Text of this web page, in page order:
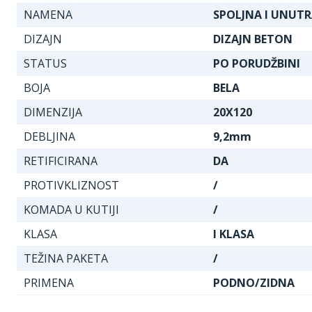
NAMENA
SPOLJNA I
DIZAJN
DIZAJN BETON
STATUS
PO PORUDŽBINI
BOJA
BELA
DIMENZIJA
20X120
DEBLJINA
9,2mm
RETIFICIRANA
DA
PROTIVKLIZNOST
/
KOMADA U KUTIJI
/
KLASA
I KLASA
TEŽINA PAKETA
/
PRIMENA
PODNO/ZIDNA